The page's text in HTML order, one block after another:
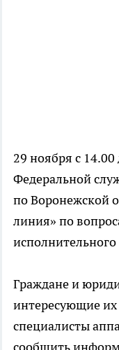
29 ноября с
Федеральной
по Воронежской
линия» по
Граждане и
интересующие их
специалисты
сообщить